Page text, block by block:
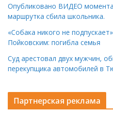
Опубликовано ВИДЕО
маршрутка сбила школьника.
«Собака никого не
Пойковским: погибла семья
Суд арестовал двух мужчин,
перекупщика автомобилей в
Партнерская реклама